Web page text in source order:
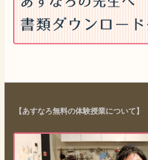
【あすなろ無料の体験授業について】